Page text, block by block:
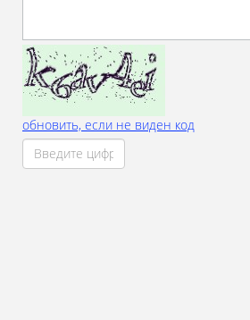
обновить, если не виден код